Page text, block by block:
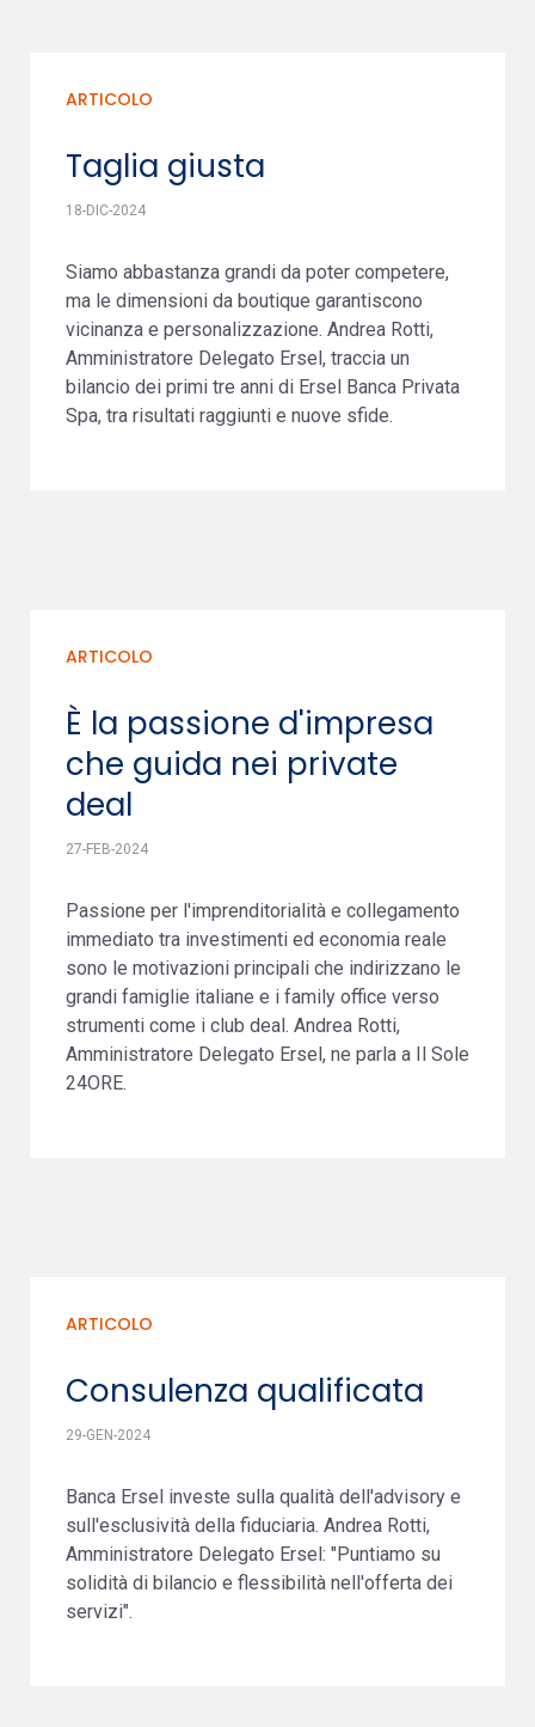
ARTICOLO
Taglia giusta
18-DIC-2024
Siamo abbastanza grandi da poter competere,
ma le dimensioni da boutique garantiscono
vicinanza e personalizzazione. Andrea Rotti,
Amministratore Delegato Ersel, traccia un
bilancio dei primi tre anni di Ersel Banca Privata
Spa, tra risultati raggiunti e nuove sfide.
ARTICOLO
È la passione d'impresa
che guida nei private
deal
27-FEB-2024
Passione per l'imprenditorialità e collegamento
immediato tra investimenti ed economia reale
sono le motivazioni principali che indirizzano le
grandi famiglie italiane e i family office verso
strumenti come i club deal. Andrea Rotti,
Amministratore Delegato Ersel, ne parla a Il Sole
24ORE.
ARTICOLO
Consulenza qualificata
29-GEN-2024
Banca Ersel investe sulla qualità dell'advisory e
sull'esclusività della fiduciaria. Andrea Rotti,
Amministratore Delegato Ersel: "Puntiamo su
solidità di bilancio e flessibilità nell'offerta dei
servizi".